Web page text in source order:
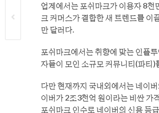
업계에서는 포쉬마크가 이용자 8
크 커머스가 결합한 새 트렌드를 이
만 달러다.
포쉬마크에서는 취향에 맞는 인플
자들이 모인 소규모 커뮤니티(파티
다만 현재까지 국내외에서는 네이
이버가 2조3천억 원이라는 비싼 가
포쉬마크 인수로 네이버의 신용 등